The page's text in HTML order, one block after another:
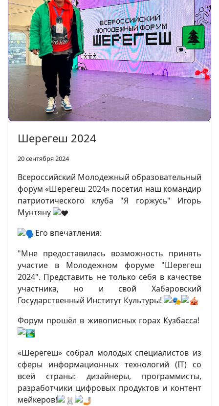
Шерегеш 2024
20 сентября 2024
Всероссийский Молодежный образовательный
форум «Шерегеш 2024» посетил наш командир
патриотического клуба "Я горжусь" Игорь
Мунтяну
Его впечатления:
"Мне предоставилась возможность принять
участие в Молодежном форуме "Шерегеш
2024". Представить не только себя в качестве
участника, но и свой Хабаровский
Государственный Институт Культуры!
Форум прошёл в живописных горах Кузбасса!
«Шерегеш» собрал молодых специалистов из
сферы информационных технологий (IT) со
всей страны: дизайнеры, программисты,
разработчики цифровых продуктов и контент
мейкеров!